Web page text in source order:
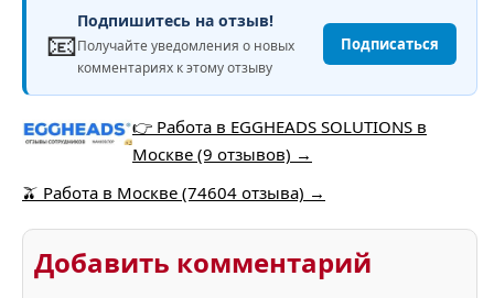
📧
Подпишитесь на отзыв!
Получайте уведомления о новых
комментариях к этому отзыву
Подписаться
👉 Работа в EGGHEADS SOLUTIONS в
Москве (9 отзывов) →
🫒 Работа в Москве (74604 отзыва) →
Добавить комментарий